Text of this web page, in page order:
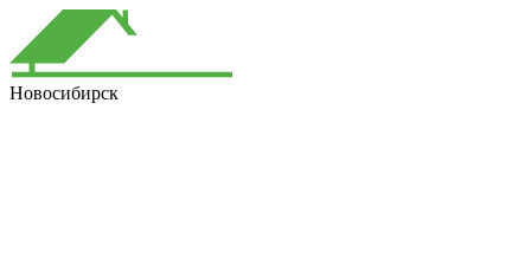
Новосибирск